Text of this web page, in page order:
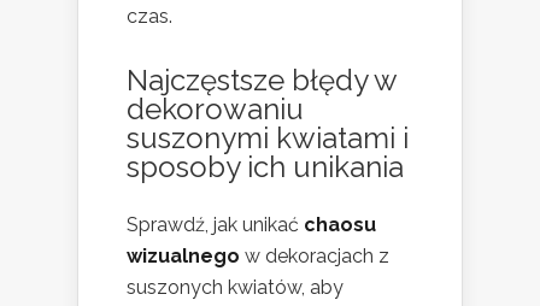
czas.
Najczęstsze błędy w
dekorowaniu
suszonymi kwiatami i
sposoby ich unikania
Sprawdź, jak unikać chaosu
wizualnego w dekoracjach z
suszonych kwiatów, aby